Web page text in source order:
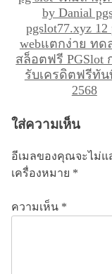
น
แ
น
รื่
อ
ง
by Danial
pgslot77.xyz 12
webแตกง่าย ทด
สล็อตฟรี PGSlot
รับเครดิตฟรีทัน
2568
ใส่ความเห็น
อีเมลของคุณจะไม่แ
เครื่องหมาย *
ความเห็น *